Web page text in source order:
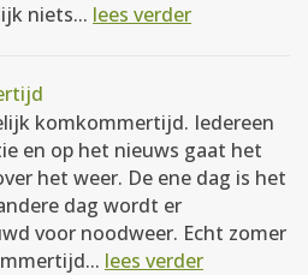
niets... lees verder
komkommertijd. Iedereen
en op het nieuws gaat het
het weer. De ene dag is het
dag wordt er
voor noodweer. Echt zomer
lees verder